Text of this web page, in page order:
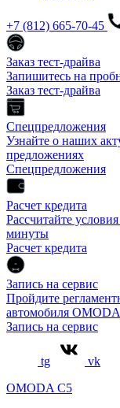
+7 (812) 665-70-45
Заказ тест-драйва
Запишитесь на
Заказ тест-драйва
Спецпредложения
Узнайте о наших
предложениях
Спецпредложения
Расчет кредита
Рассчитайте
минуты
Расчет кредита
Запись на сервис
Пройдите
автомобиля OMODA
Запись на сервис
tg
vk
OMODA C5